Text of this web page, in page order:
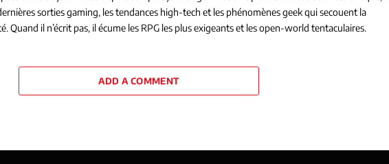
sorties gaming, les tendances high-tech et les phénomènes geek qui secouent la
Quand il n’écrit pas, il écume les RPG les plus exigeants et les open-world tentaculaires.
ADD A COMMENT